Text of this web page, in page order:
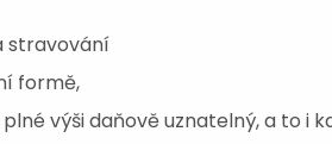
stravování
formě,
výši daňově uznatelný, a to i